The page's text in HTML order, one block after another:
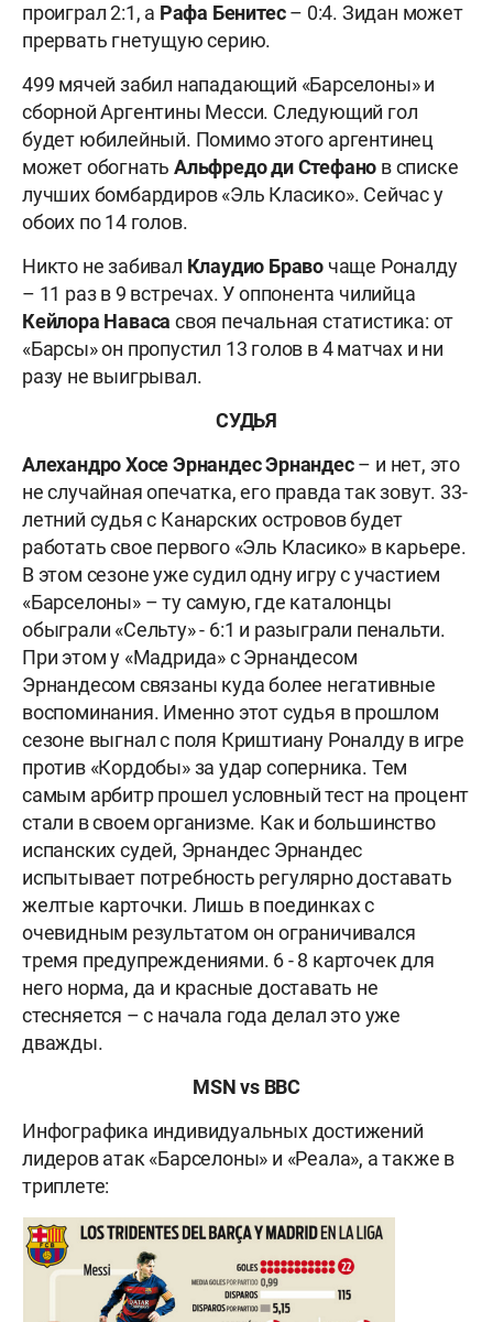
проиграл 2:1, а Рафа Бенитес– 0:4. Зидан может
прервать гнетущую серию.
499 мячей забил нападающий «Барселоны» и
сборной Аргентины Месси. Следующий гол
будет юбилейный. Помимо этого аргентинец
может обогнать Альфредоди Стефано в списке
лучших бомбардиров «Эль Класико». Сейчас у
обоих по 14 голов.
Никто не забивал Клаудио Браво чаще Роналду
– 11 раз в 9 встречах. У оппонента чилийца
Кейлора Наваса своя печальная статистика: от
«Барсы» он пропустил 13 голов в 4 матчах и ни
разу не выигрывал.
СУДЬЯ
Алехандро Хосе Эрнандес Эрнандес– и нет, это
не случайная опечатка, его правда так зовут. 33-
летний судья с Канарских островов будет
работать свое первого «Эль Класико» в карьере.
В этом сезоне уже судил одну игру с участием
«Барселоны» – ту самую, где каталонцы
обыграли «Сельту» - 6:1 и разыграли пенальти.
При этом у «Мадрида» с Эрнандесом
Эрнандесом связаны куда более негативные
воспоминания. Именно этот судья в прошлом
сезоне выгнал с поля Криштиану Роналду в игре
против «Кордобы» за удар соперника. Тем
самым арбитр прошел условный тест на процент
стали в своем организме. Как и большинство
испанских судей, Эрнандес Эрнандес
испытывает потребность регулярно доставать
желтые карточки. Лишь в поединках с
очевидным результатом он ограничивался
тремя предупреждениями. 6 - 8 карточек для
него норма, да и красные доставать не
стесняется – с начала года делал это уже
дважды.
MSN vs BBC
Инфографика индивидуальных достижений
лидеров атак «Барселоны» и «Реала», а также в
триплете: